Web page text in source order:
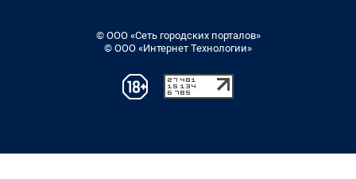
© ООО «Сеть городских порталов»
© ООО «Интернет Технологии»